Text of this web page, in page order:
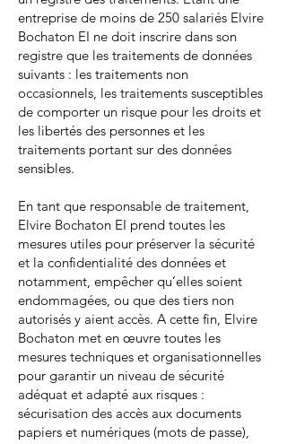
entreprise de moins de 250 salariés Elvire
Bochaton EI ne doit inscrire dans son
registre que les traitements de données
suivants : les traitements non
occasionnels, les traitements susceptibles
de comporter un risque pour les droits et
les libertés des personnes et les
traitements portant sur des données
sensibles.
En tant que responsable de traitement,
Elvire Bochaton EI prend toutes les
mesures utiles pour préserver la sécurité
et la confidentialité des données et
notamment, empêcher qu’elles soient
endommagées, ou que des tiers non
autorisés y aient accès. A cette fin, Elvire
Bochaton met en œuvre toutes les
mesures techniques et organisationnelles
pour garantir un niveau de sécurité
adéquat et adapté aux risques :
sécurisation des accès aux documents
papiers et numériques (mots de passe),